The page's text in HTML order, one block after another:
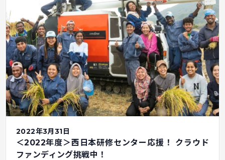
2022年3月31日
＜2022年度＞西日本研修センター応援！ クラウド
ファンディング挑戦中！